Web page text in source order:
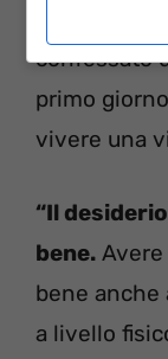
una
confessato
primo
vivere una
“Il
bene.
bene anche
a livello